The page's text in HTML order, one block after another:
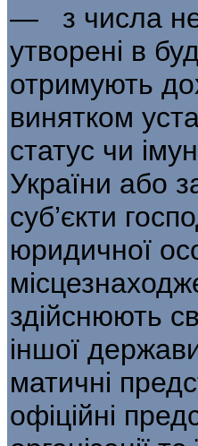
— з числа
утворені в
отримують
винятком
статус чи
України або
суб’єкти
юридичної
здійснюють
іншої
матичні
офіційні